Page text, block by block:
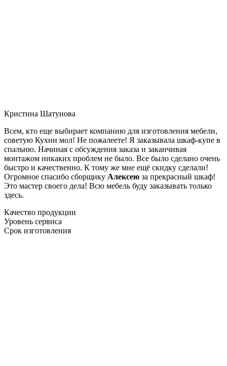
Кристина Шатунова
Всем, кто еще выбирает компанию для изготовления мебели,
советую Кухни мол! Не пожалеете! Я заказывала шкаф-купе в
спальню. Начиная с обсуждения заказа и заканчивая
монтажом никаких проблем не было. Все было сделано очень
быстро и качественно. К тому же мне ещё скидку сделали!
Огромное спасибо сборщику Алексею за прекрасный шкаф!
Это мастер своего дела! Всю мебель буду заказывать только
здесь.
Качество продукции
Уровень сервиса
Срок изготовления